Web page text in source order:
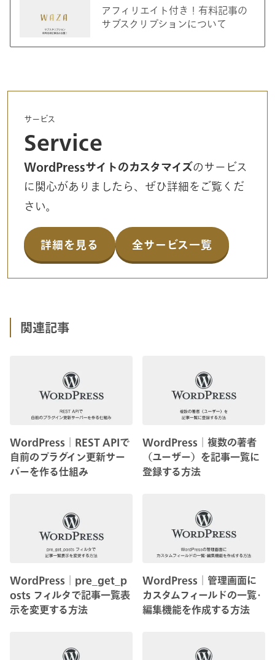
アフィリエイト付き！有料記事の
サブスクリプションについて
サービス
Service
WordPressサイトのカスタマイズのサービス
に関心がありましたら、ぜひ詳細をご覧くだ
さい。
詳細を見る 全サービス一覧
関連記事
WordPress│REST APIで
自前のプラグイン更新サー
バーを作る仕組み
WordPress│複数の著者
（ユーザー）を記事一覧に
登録する方法
WordPress│pre_get_p
osts フィルタで記事一覧表
示を変更する方法
WordPress│管理画面に
カスタムフィールドの一覧･
編集機能を作成する方法